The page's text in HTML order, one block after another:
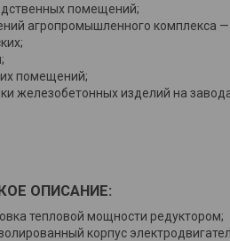
помещений;
агропромышленного комплекса
помещений;
железобетонных изделий на
ОПИСАНИЕ:
тепловой мощности редуктором;
корпус